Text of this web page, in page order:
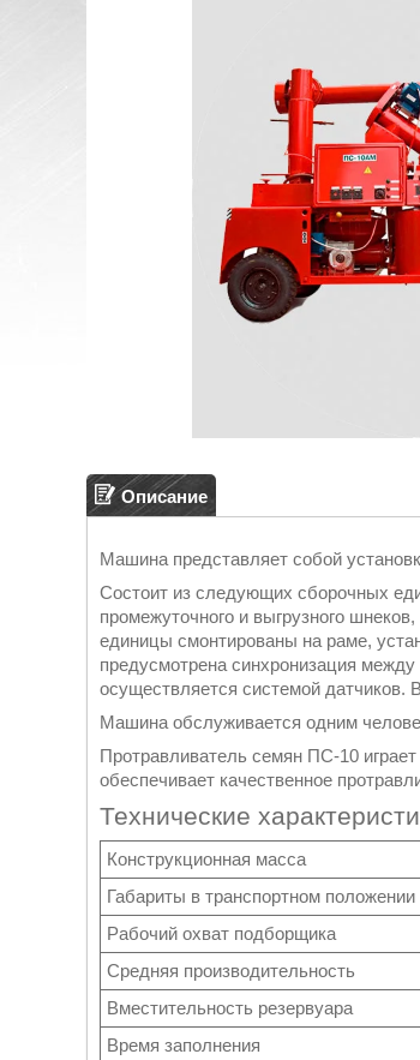
Описание
Машина представляет собой
Состоит из следующих сборочных
промежуточного и выгрузного
единицы смонтированы на раме,
предусмотрена синхронизация
осуществляется системой датчиков.
Машина обслуживается одним
Протравливатель семян ПС-10
обеспечивает качественное
Технические
Конструкционная масса
Габариты в транспортном положении
Рабочий охват подборщика
Средняя производительность
Вместительность резервуара
Время заполнения